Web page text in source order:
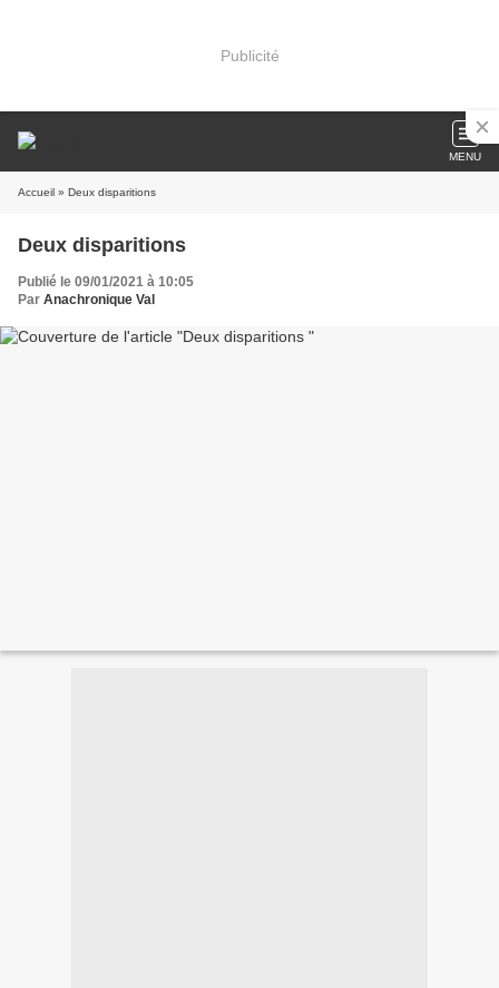
Publicité
MENU
Accueil » Deux disparitions
Deux disparitions
Publié le 09/01/2021 à 10:05
Par Anachronique Val